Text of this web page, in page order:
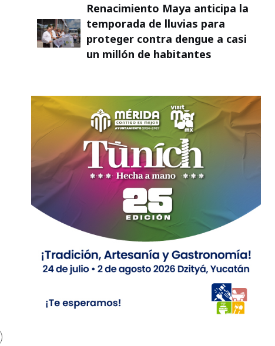
Renacimiento Maya anticipa la
temporada de lluvias para
proteger contra dengue a casi
un millón de habitantes